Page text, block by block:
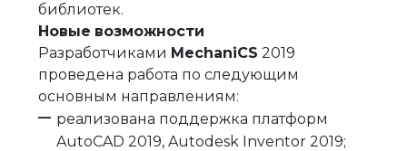
библиотек.
Новые возможности
Разработчиками MechaniCS 2019
проведена работа по следующим
основным направлениям:
реализована поддержка платформ
AutoCAD 2019, Autodesk Inventor 2019;